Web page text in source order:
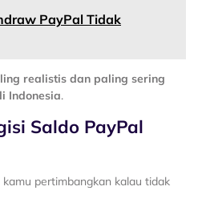
PayPal Tidak
realistis dan paling sering
Indonesia.
Saldo PayPal
pertimbangkan kalau tidak